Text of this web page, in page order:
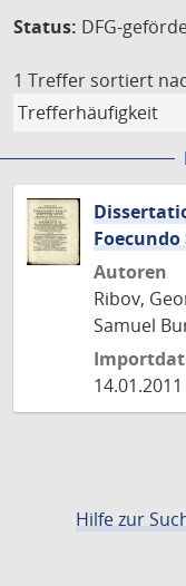
Status: DFG-
1 Treffer sortiert
Autoren
Ribov,
Samuel
14.01.2011
Hilfe zur